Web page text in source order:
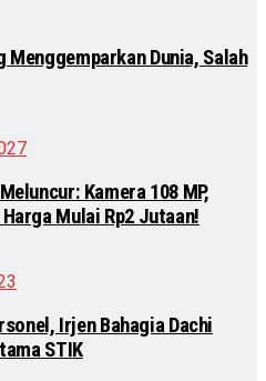
Menggemparkan Dunia, Salah
Kamera 108 MP,
Mulai Rp2 Jutaan!
Irjen Bahagia Dachi
STIK